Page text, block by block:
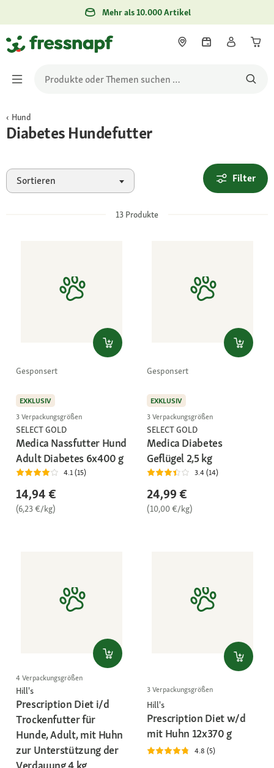
Mehr als 10.000 Artikel
Hund
Diabetes Hundefutter
Sortieren Filter
13 Produkte
Gesponsert
EXKLUSIV
3 Verpackungsgrößen
SELECT GOLD
Medica Nassfutter Hund
Adult Diabetes 6x400 g
4.1 (15)
14,94 €
(6,23 €/kg)
Gesponsert
EXKLUSIV
3 Verpackungsgrößen
SELECT GOLD
Medica Diabetes
Geflügel 2,5 kg
3.4 (14)
24,99 €
(10,00 €/kg)
4 Verpackungsgrößen
Hill's
Prescription Diet i/d
Trockenfutter für
Hunde, Adult, mit Huhn
zur Unterstützung der
3 Verpackungsgrößen
Hill's
Prescription Diet w/d
mit Huhn 12x370 g
4.8 (5)